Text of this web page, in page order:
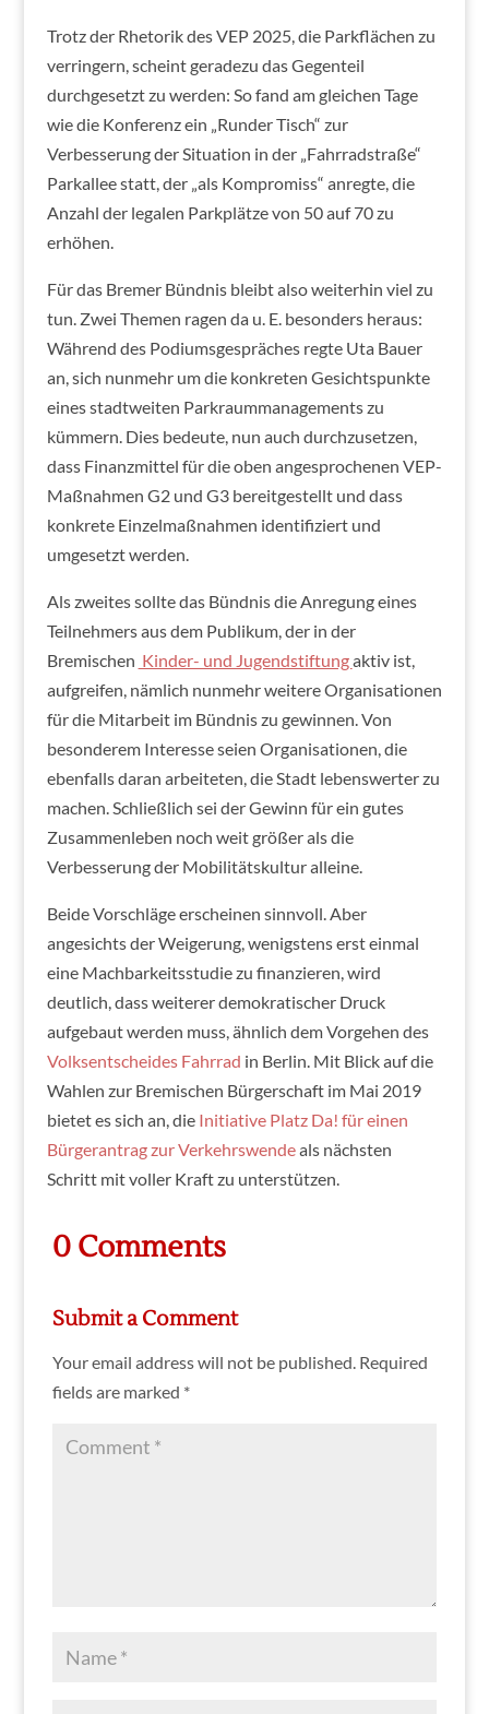
Trotz der Rhetorik des VEP 2025, die Parkflächen zu
verringern, scheint geradezu das Gegenteil
durchgesetzt zu werden: So fand am gleichen Tage
wie die Konferenz ein „Runder Tisch“ zur
Verbesserung der Situation in der „Fahrradstraße“
Parkallee statt, der „als Kompromiss“ anregte, die
Anzahl der legalen Parkplätze von 50 auf 70 zu
erhöhen.
Für das Bremer Bündnis bleibt also weiterhin viel zu
tun. Zwei Themen ragen da u. E. besonders heraus:
Während des Podiumsgespräches regte Uta Bauer
an, sich nunmehr um die konkreten Gesichtspunkte
eines stadtweiten Parkraummanagements zu
kümmern. Dies bedeute, nun auch durchzusetzen,
dass Finanzmittel für die oben angesprochenen VEP-
Maßnahmen G2 und G3 bereitgestellt und dass
konkrete Einzelmaßnahmen identifiziert und
umgesetzt werden.
Als zweites sollte das Bündnis die Anregung eines
Teilnehmers aus dem Publikum, der in der
Bremischen Kinder- und Jugendstiftungaktiv ist,
aufgreifen, nämlich nunmehr weitere Organisationen
für die Mitarbeit im Bündnis zu gewinnen. Von
besonderem Interesse seien Organisationen, die
ebenfalls daran arbeiteten, die Stadt lebenswerter zu
machen. Schließlich sei der Gewinn für ein gutes
Zusammenleben noch weit größer als die
Verbesserung der Mobilitätskultur alleine.
Beide Vorschläge erscheinen sinnvoll. Aber
angesichts der Weigerung, wenigstens erst einmal
eine Machbarkeitsstudie zu finanzieren, wird
deutlich, dass weiterer demokratischer Druck
aufgebaut werden muss, ähnlich dem Vorgehen des
Volksentscheides Fahrrad in Berlin. Mit Blick auf die
Wahlen zur Bremischen Bürgerschaft im Mai 2019
bietet es sich an, die Initiative Platz Da! für einen
Bürgerantrag zur Verkehrswendeals nächsten
Schritt mit voller Kraft zu unterstützen.
0 Comments
Submit a Comment
Your email address will not be published. Required
fields are marked *